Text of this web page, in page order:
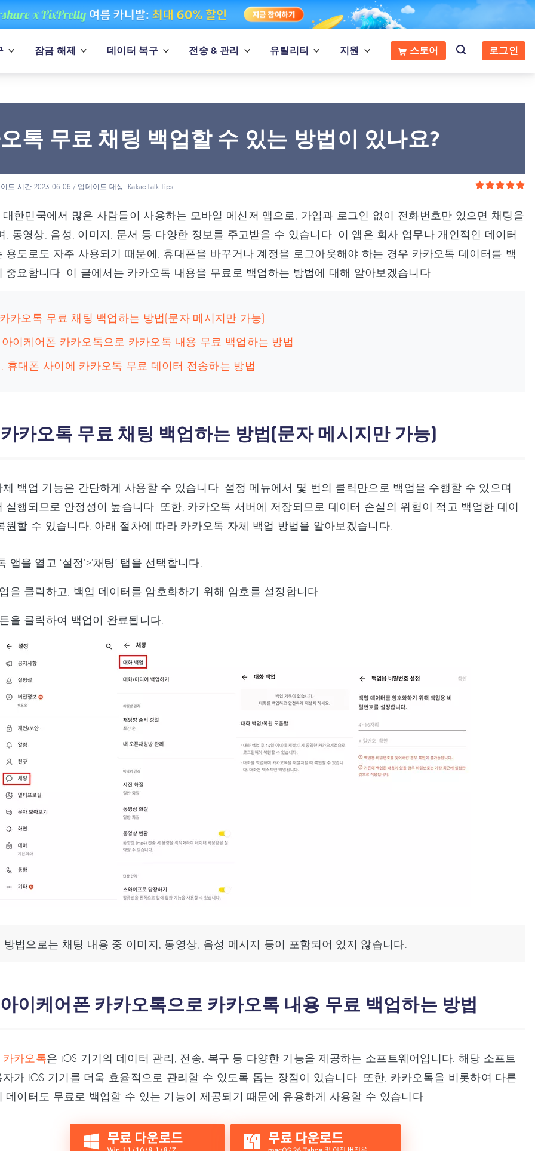
잠금 해제 데이터 복구 전송 & 관리 유틸리티 지원 스토어 로그인
톡 무료 채팅 백업할 수 있는 방법이 있나요?
트 시간 2023-06-06 / 업데이트 대상 KakaoTalk Tips
한민국에서 많은 사람들이 사용하는 모바일 메신저 앱으로, 가입과 로그인 없이 전화번호만 있으면 채팅을
, 동영상, 음성, 이미지, 문서 등 다양한 정보를 주고받을 수 있습니다. 이 앱은 회사 업무나 개인적인 데이터
용도로도 자주 사용되기 때문에, 휴대폰을 바꾸거나 계정을 로그아웃해야 하는 경우 카카오톡 데이터를 백
중요합니다. 이 글에서는 카카오톡 내용을 무료로 백업하는 방법에 대해 알아보겠습니다.
카오톡 무료 채팅 백업하는 방법(문자 메시지만 가능)
이케어폰 카카오톡으로 카카오톡 내용 무료 백업하는 방법
휴대폰 사이에 카카오톡 무료 데이터 전송하는 방법
카오톡 무료 채팅 백업하는 방법(문자 메시지만 가능)
백업 기능은 간단하게 사용할 수 있습니다. 설정 메뉴에서 몇 번의 클릭만으로 백업을 수행할 수 있으며
실행되므로 안정성이 높습니다. 또한, 카카오톡 서버에 저장되므로 데이터 손실의 위험이 적고 백업한 데이
원할 수 있습니다. 아래 절차에 따라 카카오톡 자체 백업 방법을 알아보겠습니다.
앱을 열고 ‘설정’>’채팅’ 탭을 선택합니다.
을 클릭하고, 백업 데이터를 암호화하기 위해 암호를 설정합니다.
을 클릭하여 백업이 완료됩니다.
방법으로는 채팅 내용 중 이미지, 동영상, 음성 메시지 등이 포함되어 있지 않습니다.
이케어폰 카카오톡으로 카카오톡 내용 무료 백업하는 방법
카오톡은 iOS 기기의 데이터 관리, 전송, 복구 등 다양한 기능을 제공하는 소프트웨어입니다. 해당 소프트
가 iOS 기기를 더욱 효율적으로 관리할 수 있도록 돕는 장점이 있습니다. 또한, 카카오톡을 비롯하여 다른
데이터도 무료로 백업할 수 있는 기능이 제공되기 때문에 유용하게 사용할 수 있습니다.